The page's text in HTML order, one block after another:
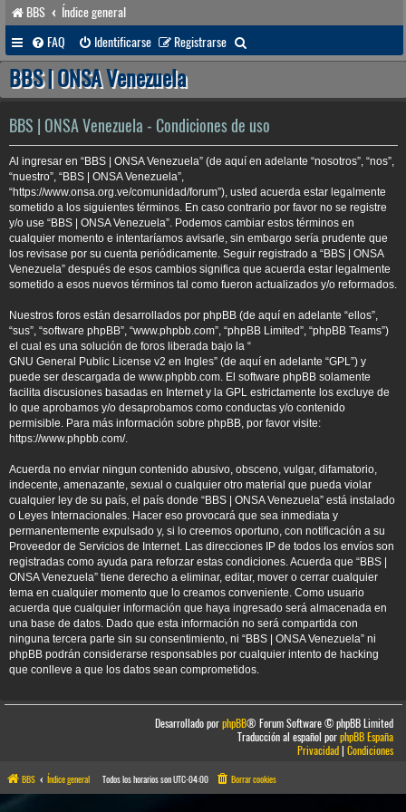
BBS
Índice general
FAQ
Identificarse Registrarse
u
a
r
BBS | ONSA Venezuela
BBS | ONSA Venezuela - Condiciones de uso
Al ingresar en “BBS | ONSA Venezuela” (de aquí en adelante “nosotros”, “nos”,
“nuestro”, “BBS | ONSA Venezuela”,
“https://www.onsa.org.ve/comunidad/forum”), usted acuerda estar legalmente
sometido a los siguientes términos. En caso contrario por favor no se registre
y/o use “BBS | ONSA Venezuela”. Podemos cambiar estos términos en
cualquier momento e intentaríamos avisarle, sin embargo sería prudente que
los revisase por su cuenta periódicamente. Seguir registrado a “BBS | ONSA
Venezuela” después de esos cambios significa que acuerda estar legalmente
sometido a esos nuevos términos tal como fueron actualizados y/o reformados.
Nuestros foros están desarrollados por phpBB (de aquí en adelante “ellos”,
“sus”, “software phpBB”, “www.phpbb.com”, “phpBB Limited”, “phpBB Teams”)
el cual es una solución de foros liberada bajo la “
GNU General Public License v2 en Ingles” (de aquí en adelante “GPL”) y
puede ser descargada de www.phpbb.com. El software phpBB solamente
facilita discusiones basadas en Internet y la GPL estrictamente los excluye de
lo que aprobamos y/o desaprobamos como conductas y/o contenido
permisible. Para más información sobre phpBB, por favor visite:
https://www.phpbb.com/.
Acuerda no enviar ningun contenido abusivo, obsceno, vulgar, difamatorio,
indecente, amenazante, sexual o cualquier otro material que pueda violar
cualquier ley de su país, el país donde “BBS | ONSA Venezuela” está instalado
o Leyes Internacionales. Hacer eso provocará que sea inmediata y
permanentemente expulsado y, si lo creemos oportuno, con notificación a su
Proveedor de Servicios de Internet. Las direcciones IP de todos los envíos son
registradas como ayuda para reforzar estas condiciones. Acuerda que “BBS |
ONSA Venezuela” tiene derecho a eliminar, editar, mover o cerrar cualquier
tema en cualquier momento que lo creamos conveniente. Como usuario
acuerda que cualquier información que haya ingresado será almacenada en
una base de datos. Dado que esta información no será compartida con
ninguna tercera parte sin su consentimiento, ni “BBS | ONSA Venezuela” ni
phpBB podrán considerarse responsables por cualquier intento de hacking
que conlleve a que los datos sean comprometidos.
Desarrollado porphpBB® Forum Software © phpBB Limited
Traducción al español porphpBB España
Privacidad|Condiciones
BBS Índice general Todos los horarios sonUTC-04:00 Borrar cookies